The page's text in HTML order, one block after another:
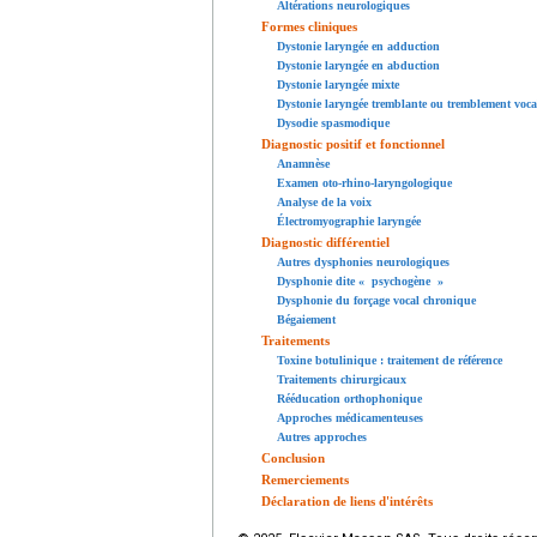
Altérations neurologiques
Formes cliniques
Dystonie laryngée en adduction
Dystonie laryngée en abduction
Dystonie laryngée mixte
Dystonie laryngée tremblante ou tremblement
Dysodie spasmodique
Diagnostic positif et fonctionnel
Anamnèse
Examen oto-rhino-laryngologique
Analyse de la voix
Électromyographie laryngée
Diagnostic différentiel
Autres dysphonies neurologiques
Dysphonie dite « psychogène »
Dysphonie du forçage vocal chronique
Bégaiement
Traitements
Toxine botulinique : traitement de référence
Traitements chirurgicaux
Rééducation orthophonique
Approches médicamenteuses
Autres approches
Conclusion
Remerciements
Déclaration de liens d'intérêts